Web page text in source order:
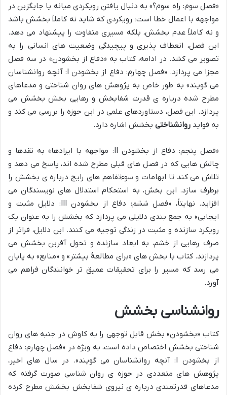
«فصل سوم: راه سوم؟» به دنبال یافتن رویکردی میانه یا جایگزین در
مواجهه با اعمال خطا است؛ رویکردی که شاید نه کاملاً بخشش باشد
و نه کاملاً عدم بخشش، بلکه مسیری متفاوت را پیشنهاد می دهد.
این فصل، انعطاف پذیری و پیچیدگی وضعیت های انسانی را به
تصویر می کشد. در ادامه، کتاب به «دفاع از بخشودن» در سه فصل
مجزا می پردازد. «فصل چهارم: دفاع از بخشودن I: آنچه روانشناسان
می گویند» به طور خاص به پژوهش های روان شناختی و مدعاهای
مطرح شده درباره ی قدرت شفابخش و رهایی بخش بخشش می
پردازد. این فصل، دستاوردهای علمی در این حوزه را بررسی می کند و
به فواید روانشناختی بخشش اشاره دارد.
«فصل پنجم: دفاع از بخشودن II: مواجهه با ایرادها» به نقدها و
چالش هایی که در فصل های قبلی مطرح شده اند، پاسخ می دهد و
تلاش می کند تا ابهامات و سوءتفاهم های رایج درباره ی بخشش را
برطرف سازد. این بخش، به استحکام استدلال های نویسندگان می
افزاید. نهایتاً، «فصل ششم: دفاع از بخشودن III: دلایل مثبت و
ایجابی» به جمع بندی دلایلی می پردازد که بخشش را به عنوان یک
رویکرد سازنده و مثبت در زندگی توجیه می کنند. این دلایل، فراتر از
صرف رهایی از خشم، به ابعاد سازنده و تحول آفرین بخشش می
پردازند. کتاب با بخش های «برای مطالعهٔ بیشتر» و «منابع» به پایان
می رسد که مسیر را برای تحقیقات عمیق تر خوانندگان فراهم می
آورد.
روانشناسی بخشش
کتاب «بخشودن» بخش قابل توجهی را به کاوش در جنبه های روان
شناختی بخشش اختصاص داده است، به ویژه در «فصل چهارم: دفاع
از بخشودن I: آنچه روانشناسان می گویند». در سال های اخیر،
پژوهش های متعددی در حوزه ی روان شناسی صورت گرفته که
مدعاهای قدرتمندی درباره ی نیروی شفابخش بخشش مطرح کرده